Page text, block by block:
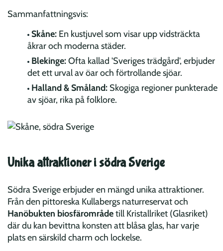
Sammanfattningsvis:
Skåne: En kustjuvel som visar upp vidsträckta
åkrar och moderna städer.
Blekinge:Ofta kallad 'Sveriges trädgård', erbjuder
det ett urval av öar och förtrollande sjöar.
Halland & Småland: Skogiga regioner punkterade
av sjöar, rika på folklore.
Unika attraktioner i södra Sverige
Södra Sverige erbjuder en mängd unika attraktioner.
Från den pittoreska Kullabergs naturreservat och
Hanöbukten biosfärområdetill Kristallriket (Glasriket)
där du kan bevittna konsten att blåsa glas, har varje
plats en särskild charm och lockelse.